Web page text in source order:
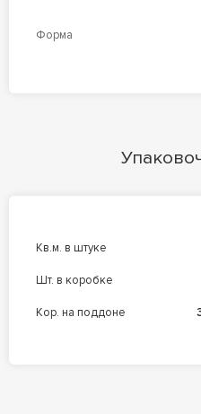
Форма
кв.м. в штуке
шт. в коробке
кор. на поддоне